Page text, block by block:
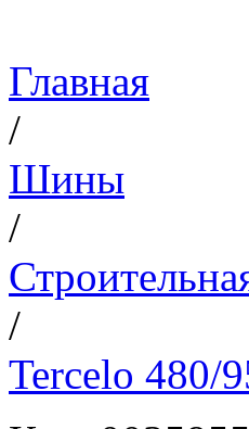
Главная
/
Шины
/
/
Tercelo 480/